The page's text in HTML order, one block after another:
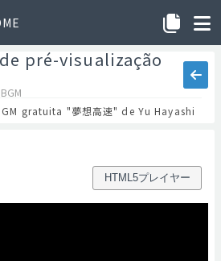
pré-visualização
gratuita "夢想高速" de Yu Hayashi
HTML5プレイヤー